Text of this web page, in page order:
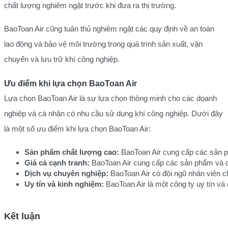
chất lượng nghiêm ngặt trước khi đưa ra thị trường.
BaoToan Air cũng tuân thủ nghiêm ngặt các quy định về an toàn
lao động và bảo vệ môi trường trong quá trình sản xuất, vận
chuyển và lưu trữ khí công nghiệp.
Ưu điểm khi lựa chọn BaoToan Air
Lựa chọn BaoToan Air là sự lựa chọn thông minh cho các doanh
nghiệp và cá nhân có nhu cầu sử dụng khí công nghiệp. Dưới đây
là một số ưu điểm khi lựa chọn BaoToan Air:
Sản phẩm chất lượng cao: BaoToan Air cung cấp các sản
Giá cả cạnh tranh: BaoToan Air cung cấp các sản phẩm
Dịch vụ chuyên nghiệp: BaoToan Air có đội ngũ nhân viên
Uy tín và kinh nghiệm: BaoToan Air là một công ty uy tín
Kết luận